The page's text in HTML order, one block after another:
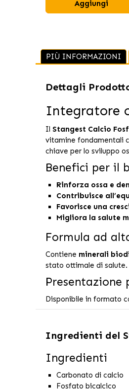
Aggiungi
PIÙ INFORMAZIONI
Dettagli
Integratore
Il Stangest Calcio
vitamine fondamentali
chiave per lo sviluppo
Benefici per il
Rinforza ossa e
Contribuisce
Favorisce una
Migliora la salute
Formula ad
Contiene minerali
stato ottimale di salute.
Disponibile in formato
Ingredienti del
Ingredienti
Carbonato di calcio
Fosfato bicalcico